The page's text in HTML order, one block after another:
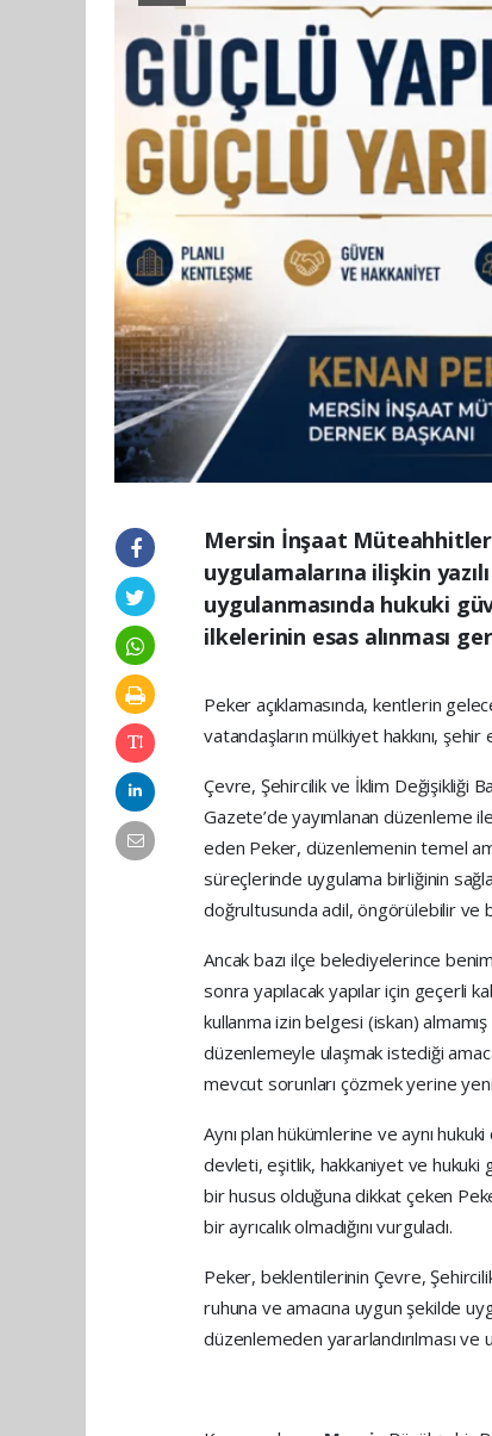
Mersin İnşaat
uygulamalarına ilişkin
uygulanmasında hukuki
ilkelerinin esas alınması
Peker açıklamasında, kentlerin
vatandaşların mülkiyet hakkını,
Çevre, Şehircilik ve İklim Değişikliği
Gazete’de yayımlanan düzenleme
eden Peker, düzenlemenin temel
süreçlerinde uygulama birliğinin
doğrultusunda adil, öngörülebilir ve
Ancak bazı ilçe belediyelerince
sonra yapılacak yapılar için geçerli
kullanma izin belgesi (iskan) almamış
düzenlemeyle ulaşmak istediği
mevcut sorunları çözmek yerine
Aynı plan hükümlerine ve aynı
devleti, eşitlik, hakkaniyet ve hukuki
bir husus olduğuna dikkat çeken
bir ayrıcalık olmadığını vurguladı.
Peker, beklentilerinin Çevre,
ruhuna ve amacına uygun şekilde
düzenlemeden yararlandırılması